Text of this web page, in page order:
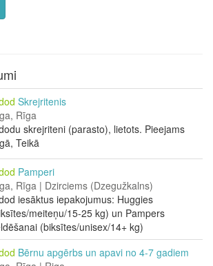
Skrejritenis
Rīga
skrejriteni (parasto), lietots. Pieejams
Teikā
Pamperi
Rīga | Dzirciems (Dzegužkalns)
iesāktus iepakojumus: Huggies
meiteņu/15-25 kg) un Pampers
(biksītes/unisex/14+ kg)
Bērnu apgērbs un apavi no 4-7 gadiem